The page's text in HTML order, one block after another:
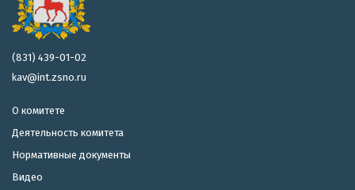
(831) 439-01-02
kav@int.zsno.ru
О комитете
Деятельность комитета
Нормативные документы
Видео